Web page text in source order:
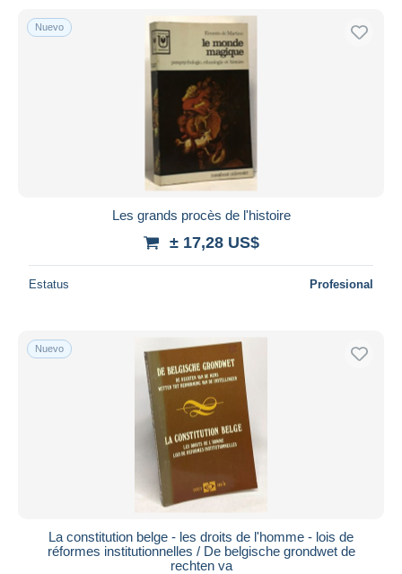
Nuevo
Les grands procès de l'histoire
± 17,28 US$
Estatus Profesional
Nuevo
La constitution belge - les droits de l'homme - lois de
réformes institutionnelles / De belgische grondwet de
rechten va